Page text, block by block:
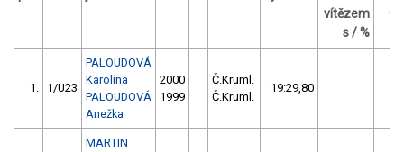
vítězem
s / %
1. 1/U23
PALOUDOVÁ
Karolína
PALOUDOVÁ
Anežka
2000
1999
Č.Kruml.
Č.Kruml.
19:29,80
MARTIN